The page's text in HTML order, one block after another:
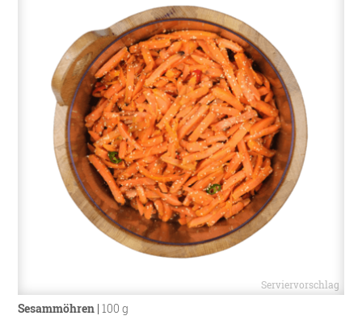
Sesammöhren |100 g